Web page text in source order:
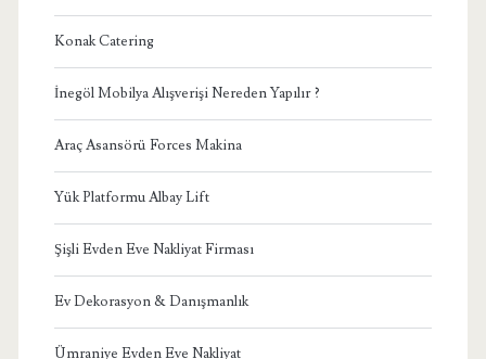
Konak Catering
İnegöl Mobilya Alışverişi Nereden Yapılır ?
Araç Asansörü Forces Makina
Yük Platformu Albay Lift
Şişli Evden Eve Nakliyat Firması
Ev Dekorasyon & Danışmanlık
Ümraniye Evden Eve Nakliyat